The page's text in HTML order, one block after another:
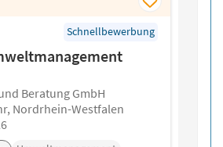
Schnellbewerbung
Beratung GmbH
Nordrhein-Westfalen